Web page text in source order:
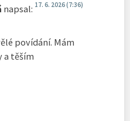
napsal: 17. 6. 2026 (7:36)
povídání. Mám
a těším